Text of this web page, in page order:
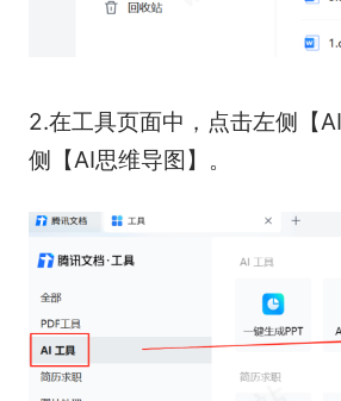
2.在工具页面中，点击左侧【
侧【AI思维导图】。